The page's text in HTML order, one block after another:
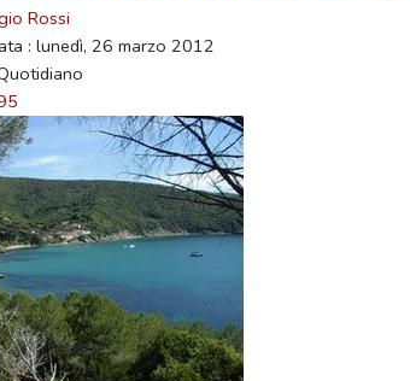
Rossi
: lunedì, 26 marzo 2012